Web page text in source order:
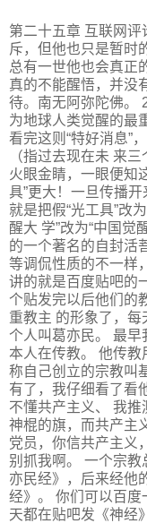
第二十五章 互联网
斥，但他也只是暂时
总有一世他也会真正
真的不能醒悟，并没
待。南无阿弥陀佛。
为地球人类觉醒的最
看完这则“特好消息”
（指过去现在未 来
火眼金睛，一眼便知
具”更大！一旦传播
就是把假“光工具”改
醒大 学”改为“中国觉
的一个著名的自封活
等调侃性质的不一样
讲的就是百度贴吧的
个贴发完以后他们的
重教主 的形象了，
个人叫葛亦民。 最
本人在传教。 他传教
称自己创立的宗教叫
有了，我仔细看了看
不懂共产主义、 我
神棍的旗，而共产主
党员，你信共产主义
别抓我啊。 一个宗
亦民经》，后来经他
经》。 你们可以百
天都在贴吧发《神经